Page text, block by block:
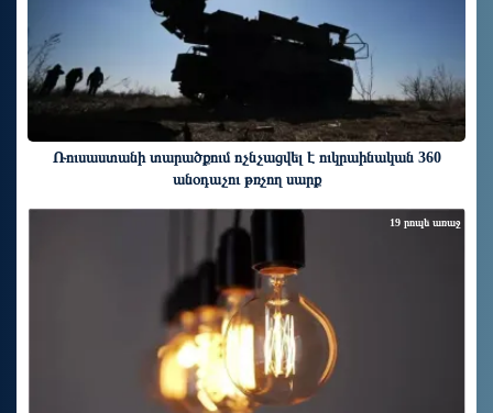
Ռուսաստանի տարածքում ոչնչացվել է ուկրաինական 360
անօդաչու թռչող սարք
19 րոպե առաջ